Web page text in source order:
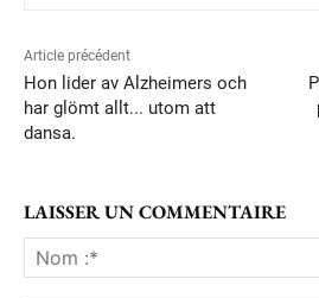
Article précédent
Hon lider av Alzheimers och
har glömt allt... utom att
dansa.
LAISSER UN COMMENTAIRE